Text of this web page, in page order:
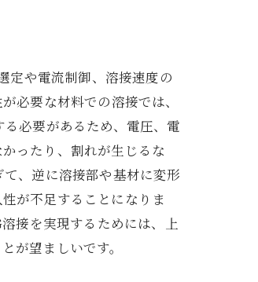
定や電流制御、溶接速度の
必要な材料での溶接では、
必要があるため、電圧、電
ったり、割れが生じるな
、逆に溶接部や基材に変形
が不足することになりま
接を実現するためには、上
が望ましいです。